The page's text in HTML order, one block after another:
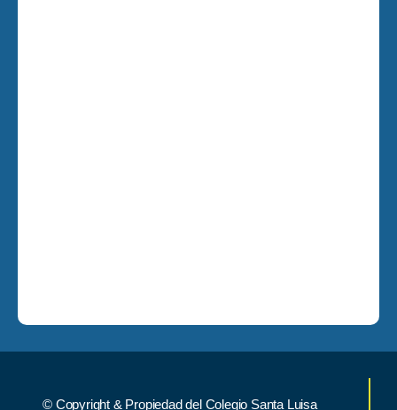
© Copyright & Propiedad del Colegio Santa Luisa